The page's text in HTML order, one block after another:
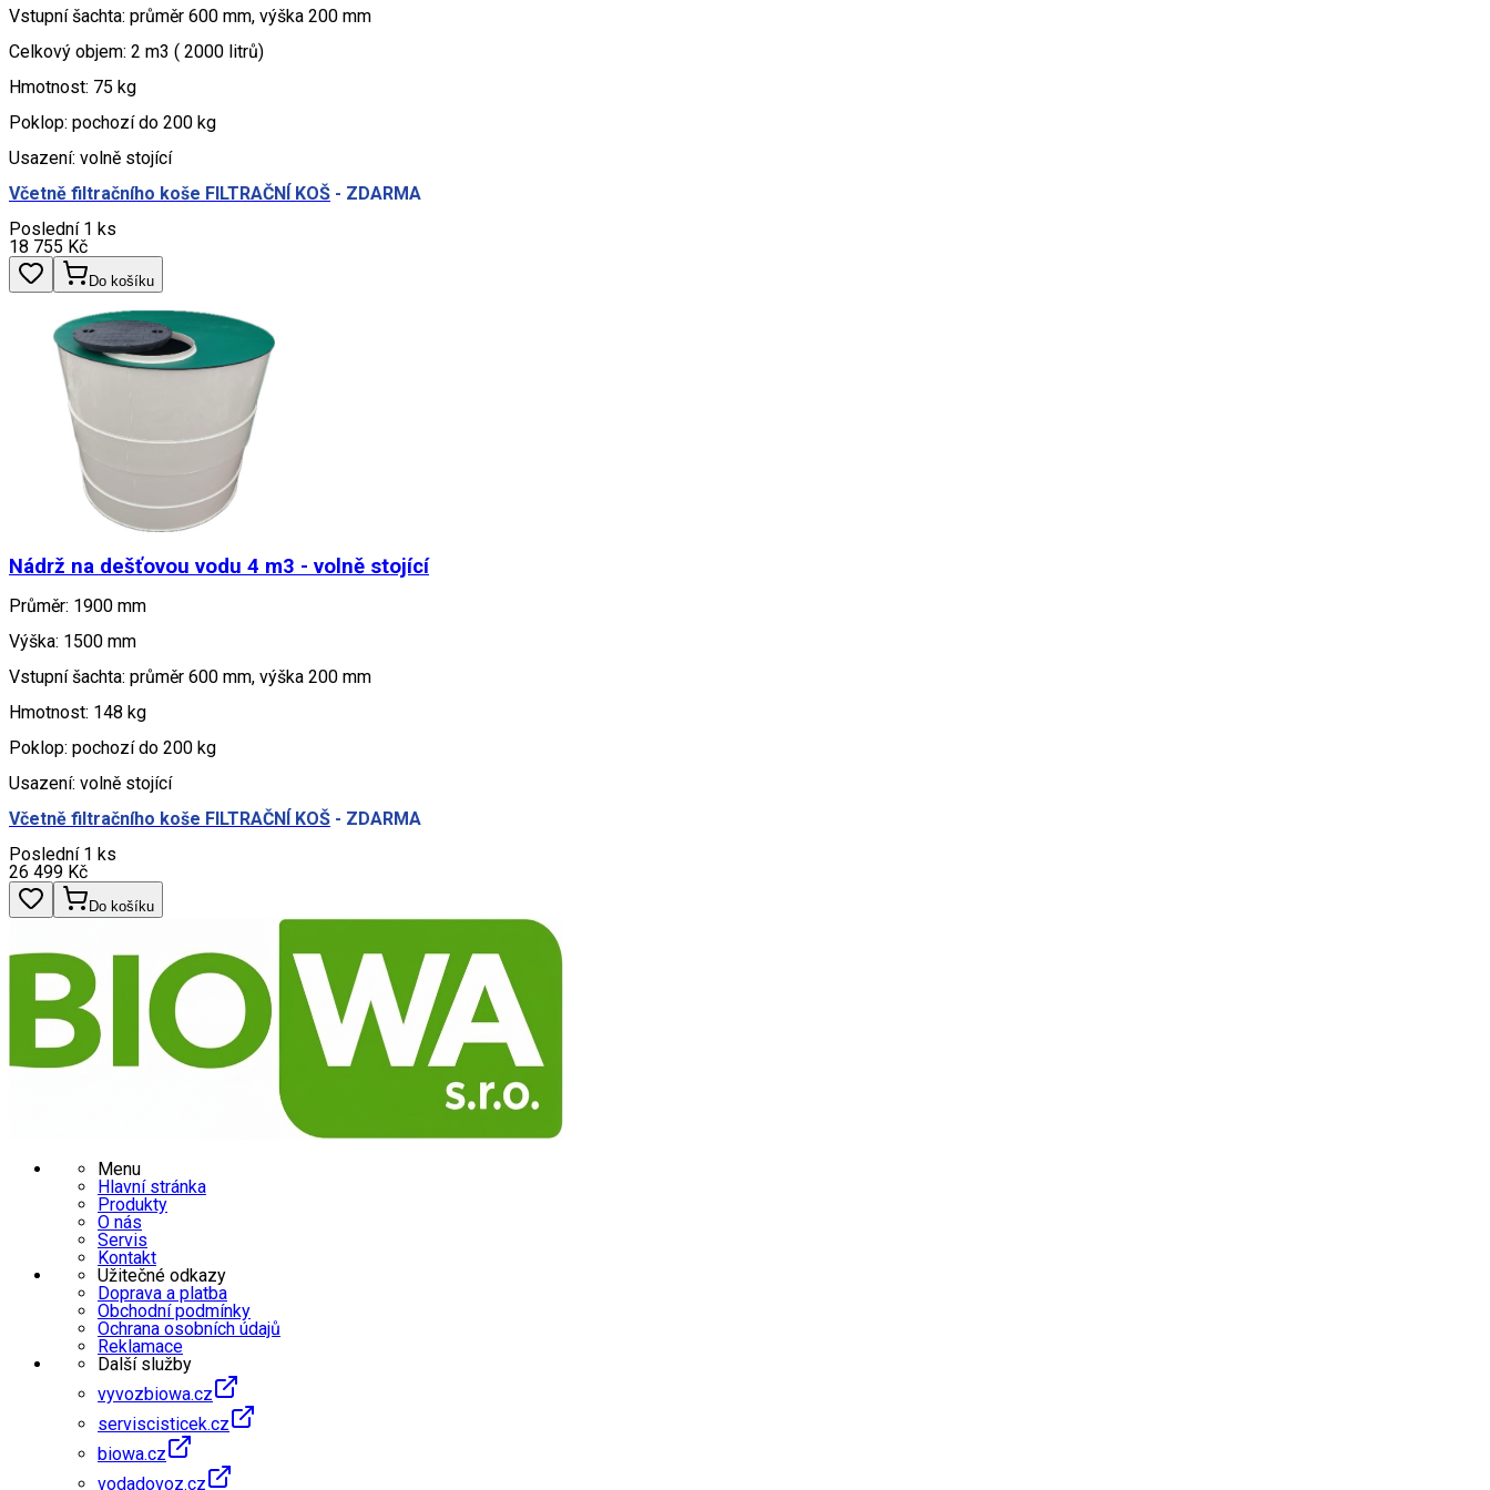
Vstupní šachta: průměr 600 mm, výška 200 mm
Celkový objem: 2 m3 ( 2000 litrů)
Hmotnost: 75 kg
Poklop: pochozí do 200 kg
Usazení: volně stojící
Včetně filtračního koše FILTRAČNÍ KOŠ - ZDARMA
Poslední 1 ks
18 755 Kč
Do košíku
Nádrž na dešťovou vodu 4 m3 - volně stojící
Průměr: 1900 mm
Výška: 1500 mm
Vstupní šachta: průměr 600 mm, výška 200 mm
Hmotnost: 148 kg
Poklop: pochozí do 200 kg
Usazení: volně stojící
Včetně filtračního koše FILTRAČNÍ KOŠ - ZDARMA
Poslední 1 ks
26 499 Kč
Do košíku
Menu
Hlavní stránka
Produkty
O nás
Servis
Kontakt
Užitečné odkazy
Doprava a platba
Obchodní podmínky
Ochrana osobních údajů
Reklamace
Další služby
vyvozbiowa.cz
serviscisticek.cz
biowa.cz
vodadovoz.cz